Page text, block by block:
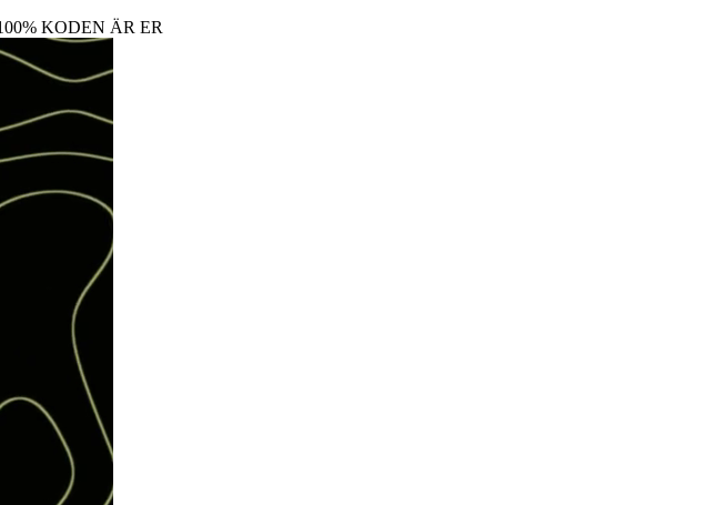
KODEN ÄR ER